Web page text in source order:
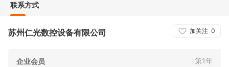
联系方式
加关注 0
苏州仁光数控设备有限公司
企业会员 第1年